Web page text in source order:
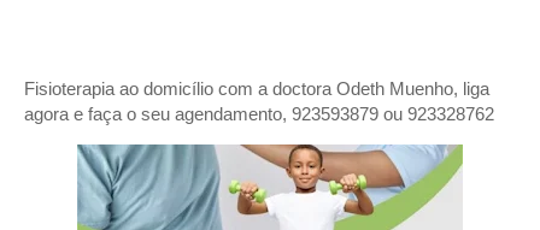
Fisioterapia ao domicílio com a doctora Odeth Muenho, liga
agora e faça o seu agendamento, 923593879 ou 923328762